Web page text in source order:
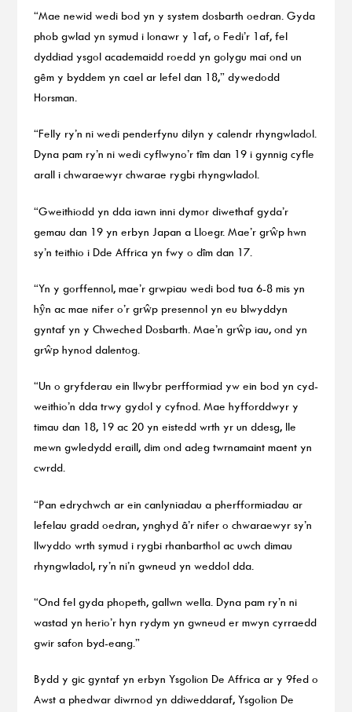
“Mae newid wedi bod yn y system dosbarth oedran. Gyda
phob gwlad yn symud i Ionawr y 1af, o Fedi’r 1af, fel
dyddiad ysgol academaidd roedd yn golygu mai ond un
gêm y byddem yn cael ar lefel dan 18,” dywedodd
Horsman.
“Felly ry’n ni wedi penderfynu dilyn y calendr rhyngwladol.
Dyna pam ry’n ni wedi cyflwyno’r tîm dan 19 i gynnig cyfle
arall i chwaraewyr chwarae rygbi rhyngwladol.
“Gweithiodd yn dda iawn inni dymor diwethaf gyda’r
gemau dan 19 yn erbyn Japan a Lloegr. Mae’r grŵp hwn
sy’n teithio i Dde Affrica yn fwy o dîm dan 17.
“Yn y gorffennol, mae’r grwpiau wedi bod tua 6-8 mis yn
hŷn ac mae nifer o’r grŵp presennol yn eu blwyddyn
gyntaf yn y Chweched Dosbarth. Mae’n grŵp iau, ond yn
grŵp hynod dalentog.
“Un o gryfderau ein llwybr perfformiad yw ein bod yn cyd-
weithio’n dda trwy gydol y cyfnod. Mae hyfforddwyr y
timau dan 18, 19 ac 20 yn eistedd wrth yr un ddesg, lle
mewn gwledydd eraill, dim ond adeg twrnamaint maent yn
cwrdd.
“Pan edrychwch ar ein canlyniadau a pherfformiadau ar
lefelau gradd oedran, ynghyd â’r nifer o chwaraewyr sy’n
llwyddo wrth symud i rygbi rhanbarthol ac uwch dimau
rhyngwladol, ry’n ni’n gwneud yn weddol dda.
“Ond fel gyda phopeth, gallwn wella. Dyna pam ry’n ni
wastad yn herio’r hyn rydym yn gwneud er mwyn cyrraedd
gwir safon byd-eang.”
Bydd y gic gyntaf yn erbyn Ysgolion De Affrica ar y 9fed o
Awst a phedwar diwrnod yn ddiweddaraf, Ysgolion De